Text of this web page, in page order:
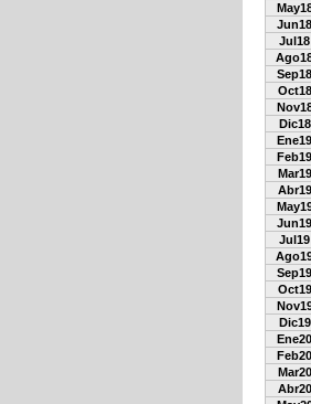
Jun18
Jul18
Sep18
Oct18
Dic18
Ene19
Feb19
Mar19
Abr19
Jun19
Jul19
Sep19
Oct19
Dic19
Ene20
Feb20
Mar20
Abr20